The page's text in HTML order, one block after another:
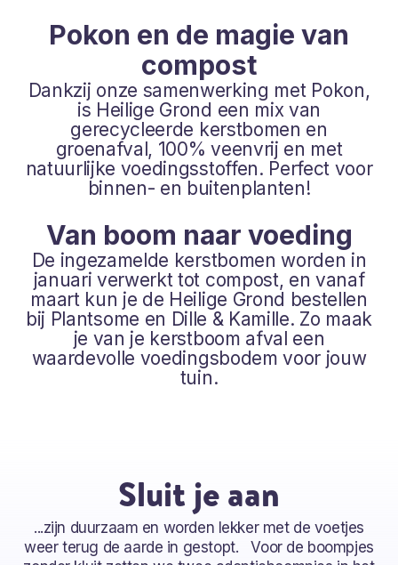
Pokon en de magie van
compost
Dankzij onze samenwerking met Pokon,
is Heilige Grond een mix van
gerecycleerde kerstbomen en
groenafval, 100% veenvrij en met
natuurlijke voedingsstoffen. Perfect voor
binnen- en buitenplanten!
Van boom naar voeding
De ingezamelde kerstbomen worden in
januari verwerkt tot compost, en vanaf
maart kun je de Heilige Grond bestellen
bij Plantsome en Dille & Kamille. Zo maak
je van je kerstboom afval een
waardevolle voedingsbodem voor jouw
tuin.
Sluit je aan
...zijn duurzaam en worden lekker met de voetjes
weer terug de aarde in gestopt. Voor de boompjes